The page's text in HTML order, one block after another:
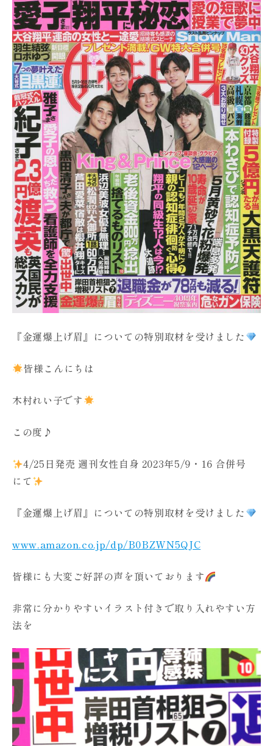
『金運爆上げ眉』についての特別取材を受けました
皆様こんにちは
木村れい子です
この度♪
4/25日発売 週刊女性自身 2023年5/9・16 合併号
にて
『金運爆上げ眉』についての特別取材を受けました
www.amazon.co.jp/dp/B0BZWN5QJC
皆様にも大変ご好評の声を頂いております
非常に分かりやすいイラスト付きで取り入れやすい方
法を